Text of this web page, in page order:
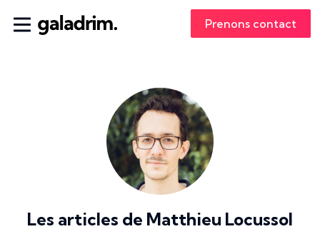
Prenons contact
Les articles de Matthieu Locussol